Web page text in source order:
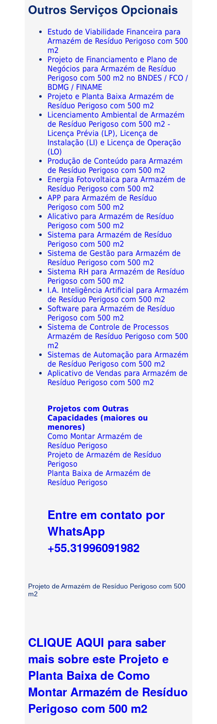
Outros Serviços Opcionais
Estudo de Viabilidade Financeira para
Armazém de Resíduo Perigoso com 500
m2
Projeto de Financiamento e Plano de
Negócios para Armazém de Resíduo
Perigoso com 500 m2 no BNDES / FCO /
BDMG / FINAME
Projeto e Planta Baixa Armazém de
Resíduo Perigoso com 500 m2
Licenciamento Ambiental de Armazém
de Resíduo Perigoso com 500 m2 -
Licença Prévia (LP), Licença de
Instalação (LI) e Licença de Operação
(LO)
Produção de Conteúdo para Armazém
de Resíduo Perigoso com 500 m2
Energia Fotovoltaica para Armazém de
Resíduo Perigoso com 500 m2
APP para Armazém de Resíduo
Perigoso com 500 m2
Alicativo para Armazém de Resíduo
Perigoso com 500 m2
Sistema para Armazém de Resíduo
Perigoso com 500 m2
Sistema de Gestão para Armazém de
Resíduo Perigoso com 500 m2
Sistema RH para Armazém de Resíduo
Perigoso com 500 m2
I.A. Inteligência Artificial para Armazém
de Resíduo Perigoso com 500 m2
Software para Armazém de Resíduo
Perigoso com 500 m2
Sistema de Controle de Processos
Armazém de Resíduo Perigoso com 500
m2
Sistemas de Automação para Armazém
de Resíduo Perigoso com 500 m2
Aplicativo de Vendas para Armazém de
Resíduo Perigoso com 500 m2
Projetos com Outras
Capacidades (maiores ou
menores)
Como Montar Armazém de
Resíduo Perigoso
Projeto de Armazém de Resíduo
Perigoso
Planta Baixa de Armazém de
Resíduo Perigoso
Entre em contato por
WhatsApp
+55.31996091982
Projeto de Armazém de Resíduo Perigoso com 500
m2
CLIQUE AQUI para saber
mais sobre este Projeto e
Planta Baixa de Como
Montar Armazém de Resíduo
Perigoso com 500 m2